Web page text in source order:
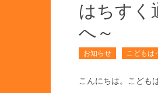
はちすく
へ～
お知らせ こどもは
こんにちは。こども